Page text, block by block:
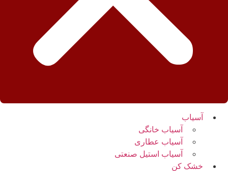
آسیاب
آسیاب خانگی
آسیاب عطاری
آسیاب استیل صنعتی
خشک کن